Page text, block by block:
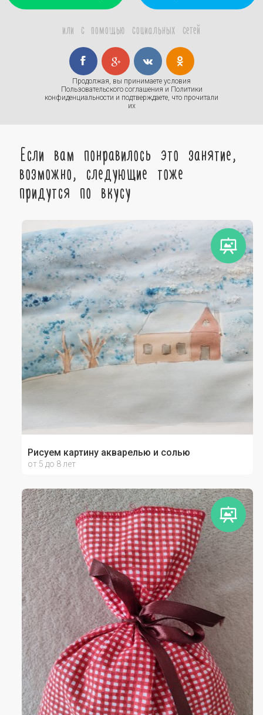
или с помощью социальных сетей
Продолжая, вы принимаете условия
Пользовательского соглашения и Политики
конфиденциальности и подтверждаете, что прочитали
их
Если вам понравилось это занятие,
возможно, следующие тоже
придутся по вкусу
Рисуем картину акварелью и солью
от 5 до 8 лет